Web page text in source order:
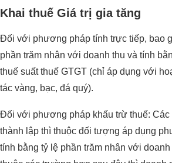
Khai thuế Giá trị gia tăng
Đối với phương pháp tính trực tiếp, bao
phần trăm nhân với doanh thu và tính
thuế suất thuế GTGT (chỉ áp dụng với
tác vàng, bạc, đá quý).
Đối với phương pháp khấu trừ thuế: Các
thành lập thì thuộc đối tượng áp dụng
tính bằng tỷ lệ phần trăm nhân với